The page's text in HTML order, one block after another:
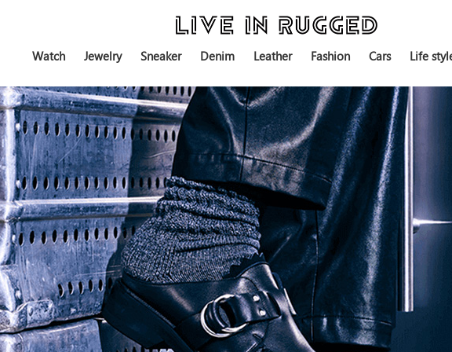
Watch Jewelry Sneaker Denim Leather Fashion Cars Life